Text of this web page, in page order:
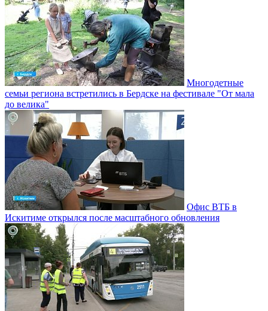
Многодетные
семьи региона встретились в Бердске на фестивале "От мала
до велика"
Офис ВТБ в
Искитиме открылся после масштабного обновления